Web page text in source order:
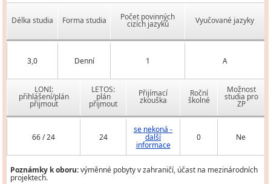
Délka studia Forma studia Počet povinných
cizích jazyků Vyučované jazyky
3,0 Denní 1 A
LONI:
přihlášení/plán
přijmout
LETOS:
plán
přijmout
Přijímací
zkouška
Roční
školné
Možnost
studia pro
ZP
66 / 24 24
se nekoná -
další
informace
0 Ne
Poznámky k oboru:výměnné pobyty v zahraničí, účast na mezinárodních
projektech.